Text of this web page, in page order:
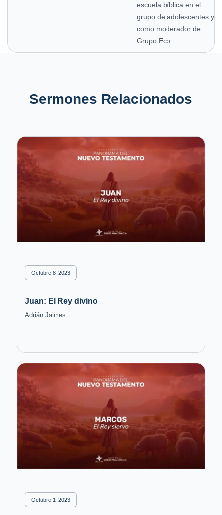
escuela bíblica en el
grupo de adolescentes y
como moderador de
Grupo Eco.
Sermones Relacionados
Octubre 8, 2023
Juan: El Rey divino
Adrián Jaimes
Octubre 1, 2023